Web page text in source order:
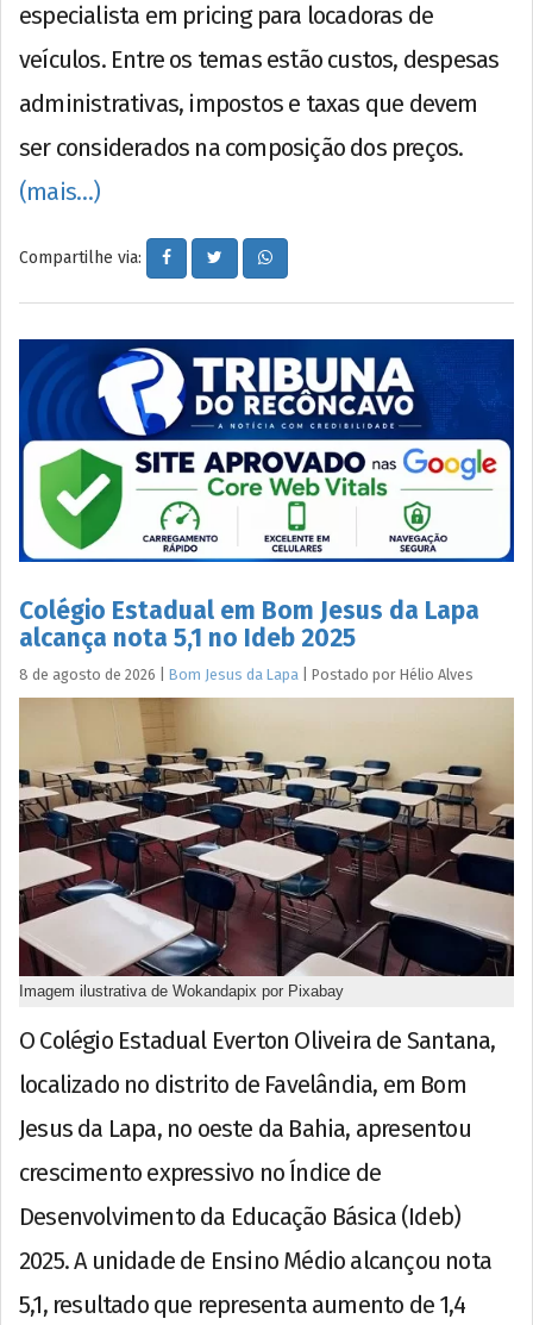
especialista em pricing para locadoras de
veículos. Entre os temas estão custos, despesas
administrativas, impostos e taxas que devem
ser considerados na composição dos preços.
(mais…)
Compartilhe via:
Colégio Estadual em Bom Jesus da Lapa
alcança nota 5,1 no Ideb 2025
8 de agosto de 2026 Bom Jesus da Lapa Postado por Hélio Alves
Imagem ilustrativa de Wokandapix por Pixabay
O Colégio Estadual Everton Oliveira de Santana,
localizado no distrito de Favelândia, em Bom
Jesus da Lapa, no oeste da Bahia, apresentou
crescimento expressivo no Índice de
Desenvolvimento da Educação Básica (Ideb)
2025. A unidade de Ensino Médio alcançou nota
5,1, resultado que representa aumento de 1,4